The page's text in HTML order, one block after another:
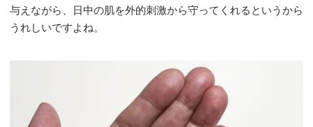
与えながら、日中の肌を外的刺激から守ってくれるというから
うれしいですよね。